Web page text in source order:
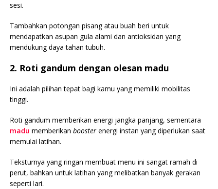
sesi.
Tambahkan potongan pisang atau buah beri untuk
mendapatkan asupan gula alami dan antioksidan yang
mendukung daya tahan tubuh.
2. Roti gandum dengan olesan madu
Ini adalah pilihan tepat bagi kamu yang memiliki mobilitas
tinggi.
Roti gandum memberikan energi jangka panjang, sementara
madu memberikan booster energi instan yang diperlukan saat
memulai latihan.
Teksturnya yang ringan membuat menu ini sangat ramah di
perut, bahkan untuk latihan yang melibatkan banyak gerakan
seperti lari.